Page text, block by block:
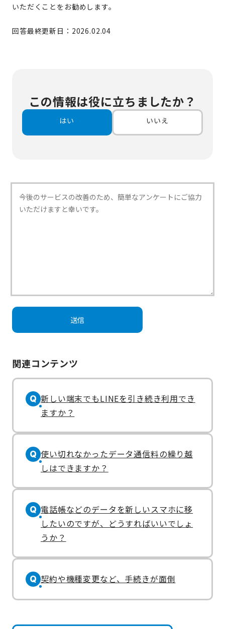
いただくことをお勧めします。
回答最終更新日：2026.02.04
この情報は役に立ちましたか？
はい いいえ
関連コンテンツ
Q 新しい端末でもLINEを引き続き利用でき
ますか？
Q 使い切れなかったデータ通信料の繰り越
しはできますか？
Q 電話帳などのデータを新しいスマホに移
したいのですが、どうすればいいでしょ
うか？
Q 契約や機種変更など、手続きが面倒